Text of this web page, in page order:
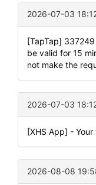
2026-07-03
[TapTap]
be valid for 15
not make the
2026-07-03
[XHS App] -
2026-08-08